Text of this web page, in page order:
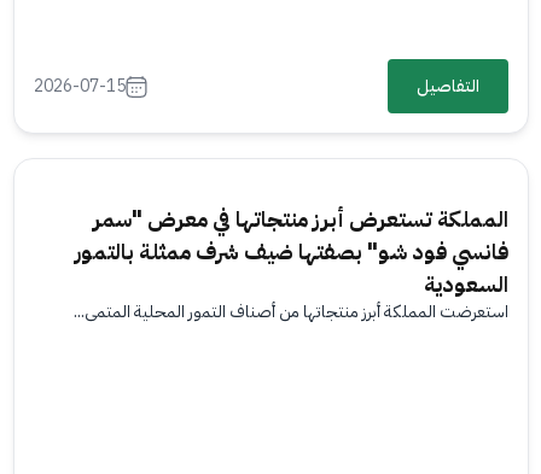
التفاصيل 2026-07-15
المملكة تستعرض أبرز منتجاتها في معرض "سمر
فانسي فود شو" بصفتها ضيف شرف ممثلة بالتمور
السعودية
استعرضت المملكة أبرز منتجاتها من أصناف التمور المحلية المتمي...